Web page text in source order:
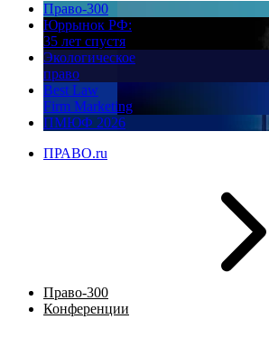
Право-300
Юррынок РФ:
35 лет спустя
Экологическое
право
Best Law
Firm Marketing
ПМЮФ 2026
ПРАВО.ru
Право-300
Конференции